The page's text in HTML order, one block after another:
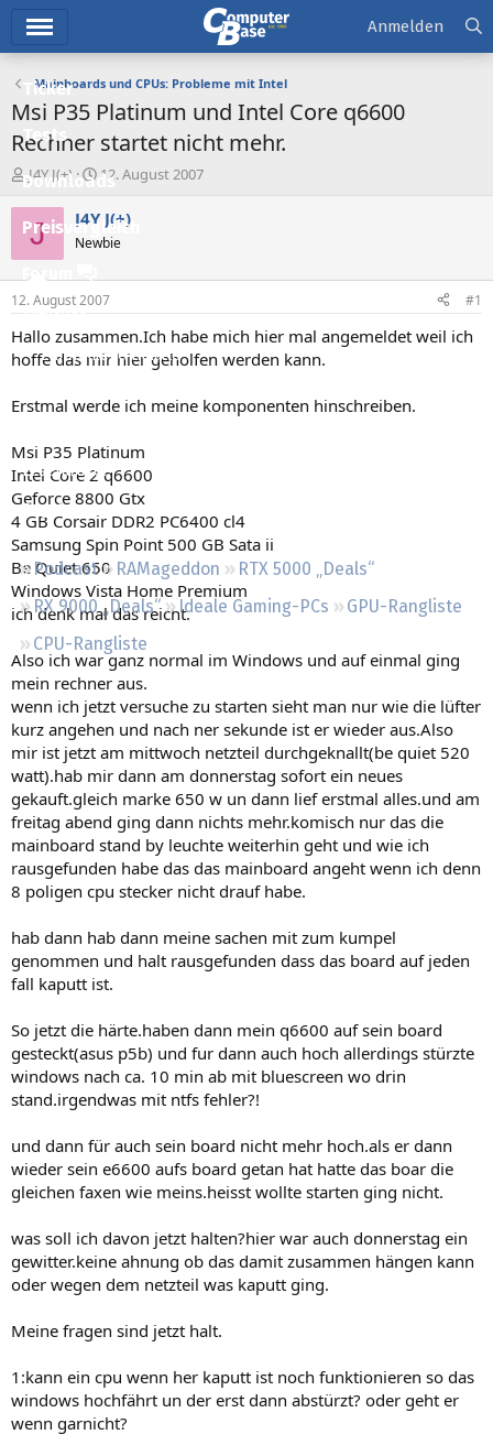
Ticker
Tests
Downloads
Preisvergleich
Forum
Aktuelles
Empfohlene Inhalte
Leserartikel
Regeln
Podcast RAMageddon
RTX 5000 „Deals“
RX 9000 „Deals“
Ideale Gaming-PCs
GPU-Rangliste
CPU-Rangliste
Anmelden
Mainboards und CPUs: Probleme mit Intel
Msi P35 Platinum und Intel Core q6600
Rechner startet nicht mehr.
E
r
s
t
e
r
J4Y J(+)
E
r
s
t
e
l
t
a
m
12. August 2007
J J4Y J(+)
Newbie
12. August 2007 #1
Hallo zusammen.Ich habe mich hier mal angemeldet weil ich
hoffe das mir hier geholfen werden kann.
Erstmal werde ich meine komponenten hinschreiben.
Msi P35 Platinum
Intel Core 2 q6600
Geforce 8800 Gtx
4 GB Corsair DDR2 PC6400 cl4
Samsung Spin Point 500 GB Sata ii
Be Quiet 650
Windows Vista Home Premium
ich denk mal das reicht.
Also ich war ganz normal im Windows und auf einmal ging
mein rechner aus.
wenn ich jetzt versuche zu starten sieht man nur wie die lüfter
kurz angehen und nach ner sekunde ist er wieder aus.Also
mir ist jetzt am mittwoch netzteil durchgeknallt(be quiet 520
watt).hab mir dann am donnerstag sofort ein neues
gekauft.gleich marke 650 w un dann lief erstmal alles.und am
freitag abend ging dann nichts mehr.komisch nur das die
mainboard stand by leuchte weiterhin geht und wie ich
rausgefunden habe das das mainboard angeht wenn ich denn
8 poligen cpu stecker nicht drauf habe.
hab dann hab dann meine sachen mit zum kumpel
genommen und halt rausgefunden dass das board auf jeden
fall kaputt ist.
So jetzt die härte.haben dann mein q6600 auf sein board
gesteckt(asus p5b) und fur dann auch hoch allerdings stürzte
windows nach ca. 10 min ab mit bluescreen wo drin
stand.irgendwas mit ntfs fehler?!
und dann für auch sein board nicht mehr hoch.als er dann
wieder sein e6600 aufs board getan hat hatte das boar die
gleichen faxen wie meins.heisst wollte starten ging nicht.
was soll ich davon jetzt halten?hier war auch donnerstag ein
gewitter.keine ahnung ob das damit zusammen hängen kann
oder wegen dem netzteil was kaputt ging.
Meine fragen sind jetzt halt.
1:kann ein cpu wenn her kaputt ist noch funktionieren so das
windows hochfährt un der erst dann abstürzt? oder geht er
wenn garnicht?